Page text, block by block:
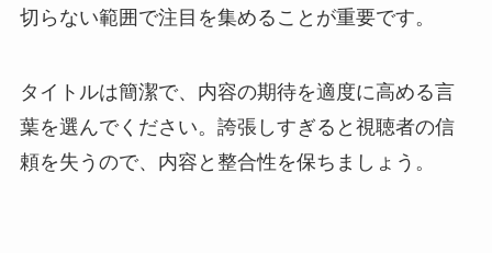
切らない範囲で注目を集めることが重要です。
タイトルは簡潔で、内容の期待を適度に高める言
葉を選んでください。誇張しすぎると視聴者の信
頼を失うので、内容と整合性を保ちましょう。